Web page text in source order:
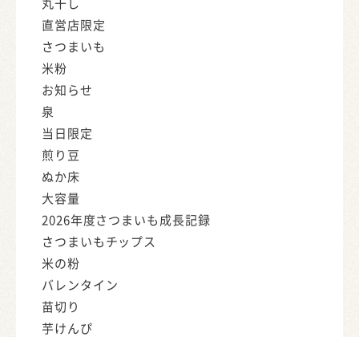
直営店限定
さつまいも
米粉
お知らせ
泉
当日限定
煎り豆
ぬか床
大容量
2026年度さつまいも成長記録
さつまいもチップス
米の粉
バレンタイン
苗切り
芋けんぴ